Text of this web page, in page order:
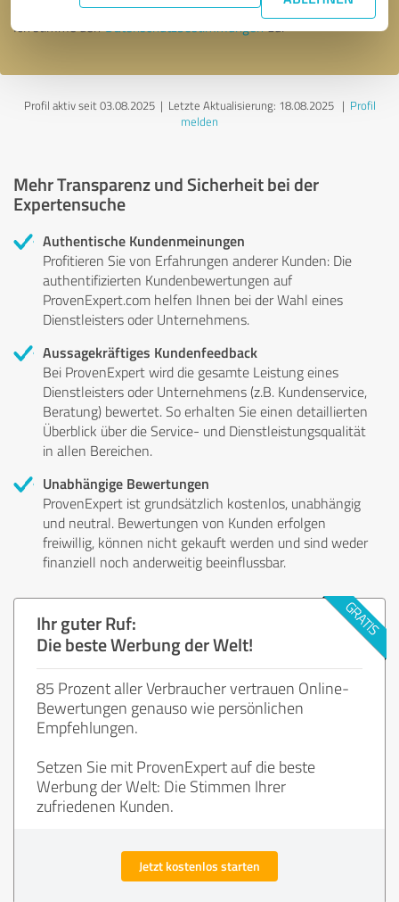
Ich stimme denDatenschutzbestimmungenzu.
Profil aktiv seit 03.08.2025 | Letzte Aktualisierung: 18.08.2025| Profil
melden
Mehr Transparenz und Sicherheit bei der
Expertensuche
Authentische Kundenmeinungen
Profitieren Sie von Erfahrungen anderer Kunden: Die
authentifizierten Kundenbewertungen auf
ProvenExpert.com helfen Ihnen bei der Wahl eines
Dienstleisters oder Unternehmens.
Aussagekräftiges Kundenfeedback
Bei ProvenExpert wird die gesamte Leistung eines
Dienstleisters oder Unternehmens (z.B. Kundenservice,
Beratung) bewertet. So erhalten Sie einen detaillierten
Überblick über die Service- und Dienstleistungsqualität
in allen Bereichen.
Unabhängige Bewertungen
ProvenExpert ist grundsätzlich kostenlos, unabhängig
und neutral. Bewertungen von Kunden erfolgen
freiwillig, können nicht gekauft werden und sind weder
finanziell noch anderweitig beeinflussbar.
Ihr guter Ruf:
Die beste Werbung der Welt!
85 Prozent aller Verbraucher vertrauen Online-
Bewertungen genauso wie persönlichen
Empfehlungen.
Setzen Sie mit ProvenExpert auf die beste
Werbung der Welt: Die Stimmen Ihrer
zufriedenen Kunden.
Jetzt kostenlos starten